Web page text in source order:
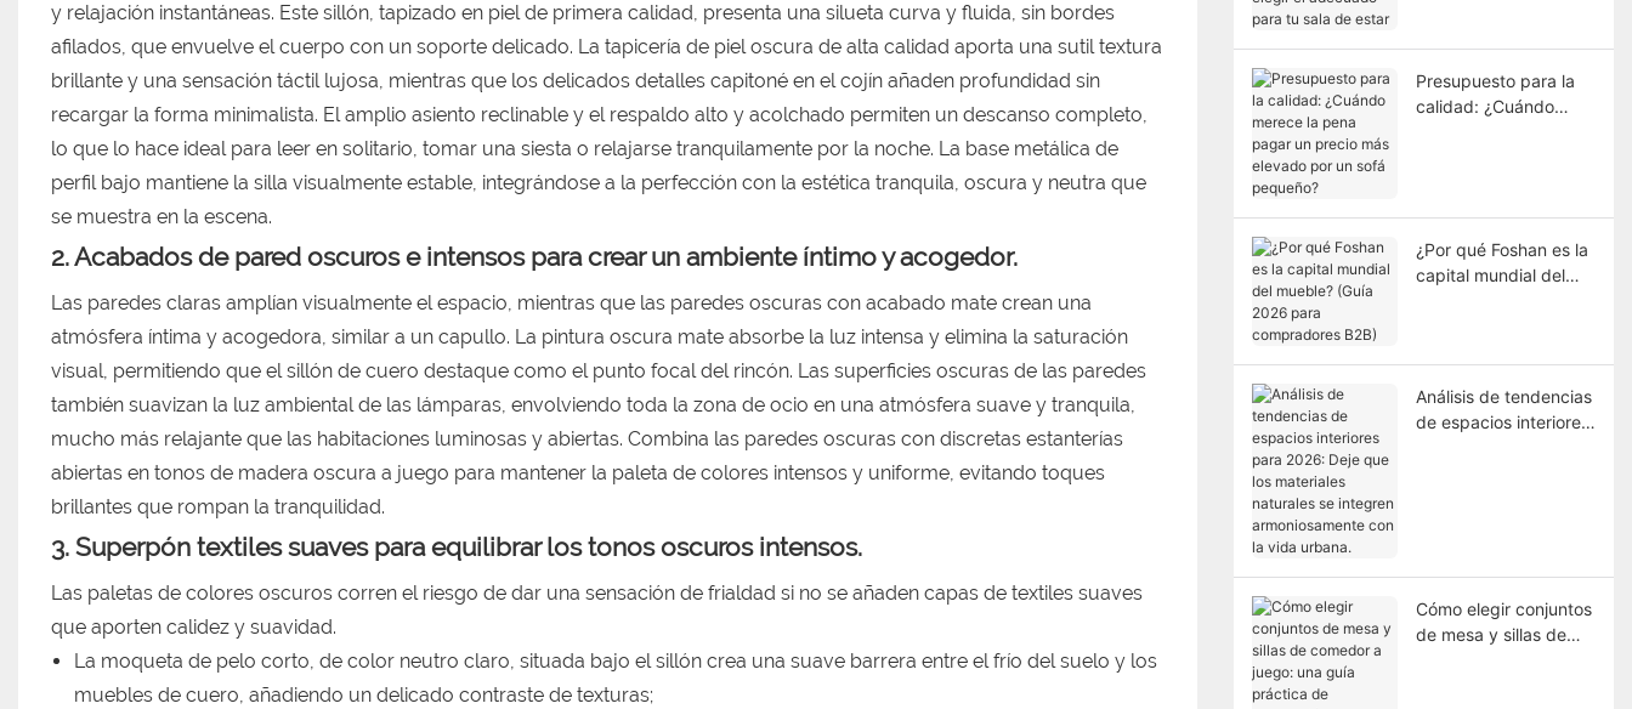
y relajación instantáneas. Este sillón, tapizado en piel de primera calidad, presenta una silueta curva y fluida, sin bordes
afilados, que envuelve el cuerpo con un soporte delicado. La tapicería de piel oscura de alta calidad aporta una sutil textura
brillante y una sensación táctil lujosa, mientras que los delicados detalles capitoné en el cojín añaden profundidad sin
recargar la forma minimalista. El amplio asiento reclinable y el respaldo alto y acolchado permiten un descanso completo,
lo que lo hace ideal para leer en solitario, tomar una siesta o relajarse tranquilamente por la noche. La base metálica de
perfil bajo mantiene la silla visualmente estable, integrándose a la perfección con la estética tranquila, oscura y neutra que
se muestra en la escena.
2. Acabados de pared oscuros e intensos para crear un ambiente íntimo y acogedor.
Las paredes claras amplían visualmente el espacio, mientras que las paredes oscuras con acabado mate crean una
atmósfera íntima y acogedora, similar a un capullo. La pintura oscura mate absorbe la luz intensa y elimina la saturación
visual, permitiendo que el sillón de cuero destaque como el punto focal del rincón. Las superficies oscuras de las paredes
también suavizan la luz ambiental de las lámparas, envolviendo toda la zona de ocio en una atmósfera suave y tranquila,
mucho más relajante que las habitaciones luminosas y abiertas. Combina las paredes oscuras con discretas estanterías
abiertas en tonos de madera oscura a juego para mantener la paleta de colores intensos y uniforme, evitando toques
brillantes que rompan la tranquilidad.
3. Superpón textiles suaves para equilibrar los tonos oscuros intensos.
Las paletas de colores oscuros corren el riesgo de dar una sensación de frialdad si no se añaden capas de textiles suaves
que aporten calidez y suavidad.
La moqueta de pelo corto, de color neutro claro, situada bajo el sillón crea una suave barrera entre el frío del suelo y los
muebles de cuero, añadiendo un delicado contraste de texturas;
Presupuesto para la
calidad: ¿Cuándo
¿Por qué Foshan es la
capital mundial del
Análisis de tendencias
de espacios interiores
Cómo elegir conjuntos
de mesa y sillas de